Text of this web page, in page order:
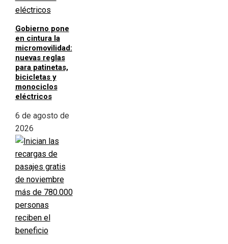
Gobierno pone
en cintura la
micromovilidad:
nuevas reglas
para patinetas,
bicicletas y
monociclos
eléctricos
6 de agosto de
2026